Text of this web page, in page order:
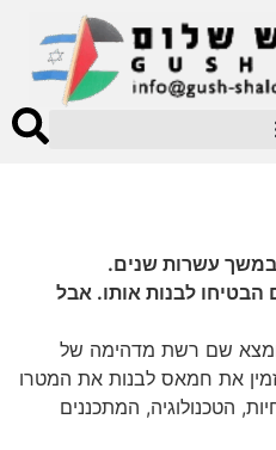
במשך עשרות שנים.
הבטיחו לבנות אותו. אבל
שם רשת מדהימה של
את חמאס לבנות את המטרו
הטכנולוגיה, המתכננים